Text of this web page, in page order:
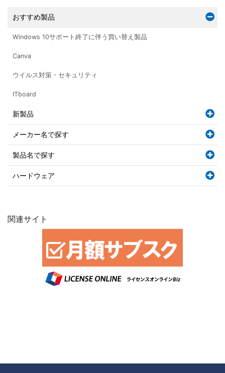
おすすめ製品
Windows 10サポート終了に伴う買い替え製品
Canva
ウイルス対策・セキュリティ
ITboard
新製品
メーカー名で探す
製品名で探す
ハードウェア
関連サイト